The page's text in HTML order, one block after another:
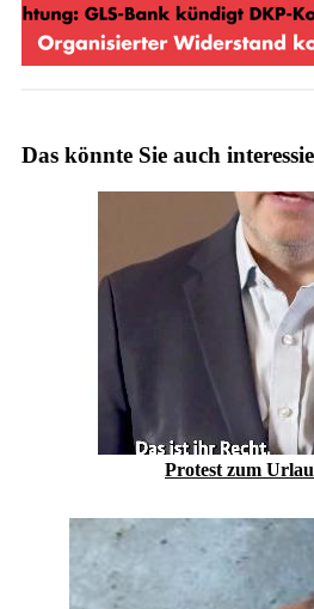
Das könnte Sie auch
Protest zum